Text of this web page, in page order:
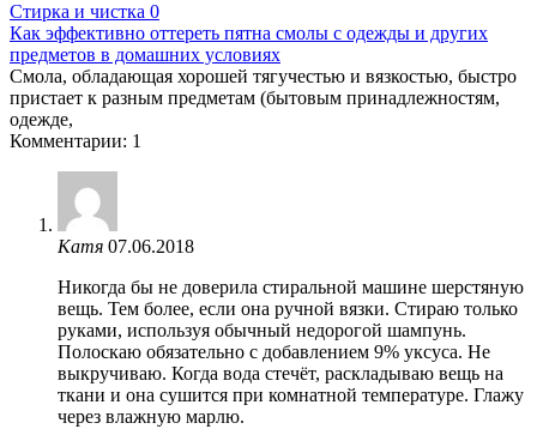
Стирка и чистка 0
Как эффективно оттереть пятна смолы с одежды и других
предметов в домашних условиях
Смола, обладающая хорошей тягучестью и вязкостью, быстро
пристает к разным предметам (бытовым принадлежностям,
одежде,
Комментарии: 1
Катя 07.06.2018
Никогда бы не доверила стиральной машине шерстяную
вещь. Тем более, если она ручной вязки. Стираю только
руками, используя обычный недорогой шампунь.
Полоскаю обязательно с добавлением 9% уксуса. Не
выкручиваю. Когда вода стечёт, раскладываю вещь на
ткани и она сушится при комнатной температуре. Глажу
через влажную марлю.